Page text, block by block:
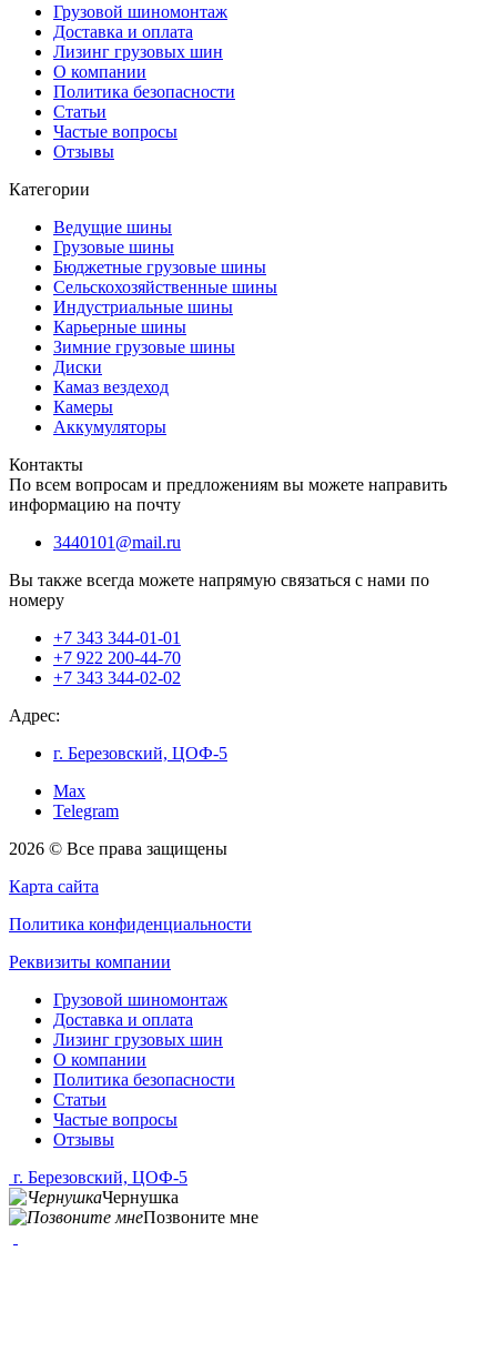
Грузовой шиномонтаж
Доставка и оплата
Лизинг грузовых шин
О компании
Политика безопасности
Статьи
Частые вопросы
Отзывы
Категории
Ведущие шины
Грузовые шины
Бюджетные грузовые шины
Сельскохозяйственные шины
Индустриальные шины
Карьерные шины
Зимние грузовые шины
Диски
Камаз вездеход
Камеры
Аккумуляторы
Контакты
По всем вопросам и предложениям вы можете направить
информацию на почту
3440101@mail.ru
Вы также всегда можете напрямую связаться с нами по
номеру
+7 343 344-01-01
+7 922 200-44-70
+7 343 344-02-02
Адрес:
г. Березовский, ЦОФ-5
Max
Telegram
2026 © Все права защищены
Карта сайта
Политика конфиденциальности
Реквизиты компании
Грузовой шиномонтаж
Доставка и оплата
Лизинг грузовых шин
О компании
Политика безопасности
Статьи
Частые вопросы
Отзывы
г. Березовский, ЦОФ-5
Чернушка
Позвоните мне